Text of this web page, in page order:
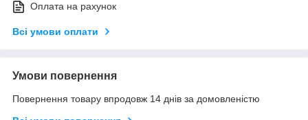
Оплата на рахунок
Всі умови оплати
Умови повернення
Повернення товару впродовж 14 днів за домовленістю